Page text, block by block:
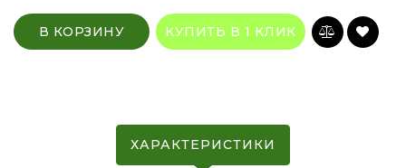
В КОРЗИНУ КУПИТЬ В 1 КЛИК
ХАРАКТЕРИСТИКИ